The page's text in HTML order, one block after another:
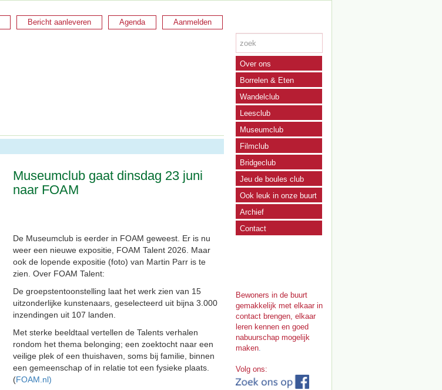
Bericht aanleveren Agenda Aanmelden
Museumclub gaat dinsdag 23 juni
naar FOAM
De Museumclub is eerder in FOAM geweest. Er is nu
weer een nieuwe expositie, FOAM Talent 2026. Maar
ook de lopende expositie (foto) van Martin Parr is te
zien. Over FOAM Talent:
De groepstentoonstelling laat het werk zien van 15
uitzonderlijke kunstenaars, geselecteerd uit bijna 3.000
inzendingen uit 107 landen.
Met sterke beeldtaal vertellen de Talents verhalen
rondom het thema belonging; een zoektocht naar een
veilige plek of een thuishaven, soms bij familie, binnen
een gemeenschap of in relatie tot een fysieke plaats.
(FOAM.nl)
Over ons
Borrelen & Eten
Wandelclub
Leesclub
Museumclub
Filmclub
Bridgeclub
Jeu de boules club
Ook leuk in onze buurt
Archief
Contact
Bewoners in de buurt
gemakkelijk met elkaar in
contact brengen, elkaar
leren kennen en goed
nabuurschap mogelijk
maken.
Volg ons: